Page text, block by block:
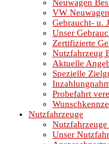
Neuwagen
VW
Gebraucht- u.
Unser
Zertifizierte
Nutzfahrzeug
Aktuelle
Spezielle
Probefahrt
Nutzfahrzeuge
Nutzfahrzeuge
Unser